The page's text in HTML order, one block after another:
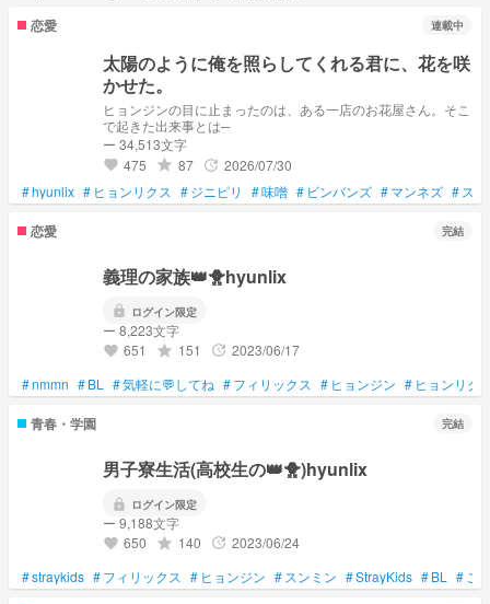
恋愛
連載中
太陽のように俺を照らしてくれる君に、花を咲
かせた。
ヒョンジンの目に止まったのは、ある一店のお花屋さん。そこ
で起きた出来事とは─
ー 34,513文字
favorite 475 grade 87 update 2026/07/30
#hyunlix # ヒョンリクス #ジニピリ #味噌 # ビンバンズ #マンネズ # ス
恋愛 完結
義理の家族👑🐥hyunlix
lock ログイン限定
ー 8,223文字
favorite 651 grade 151 update 2023/06/17
#nmmn #BL #気軽に💬してね #フィリックス # ヒョンジン # ヒョンリク
青春・学園 完結
男子寮生活(高校生の👑🐥)hyunlix
lock ログイン限定
ー 9,188文字
favorite 650 grade 140 update 2023/06/24
#straykids #フィリックス # ヒョンジン # スンミン #StrayKids #BL # ご